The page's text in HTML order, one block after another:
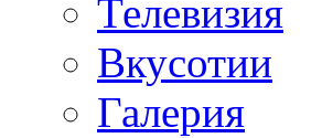
Телевизия
Вкусотии
Галерия